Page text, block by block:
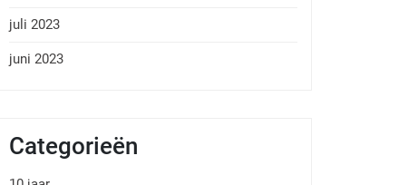
juli 2023
juni 2023
Categorieën